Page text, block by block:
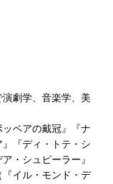
劇学、音楽学、美
ペアの戴冠』『ナ
『ディ・トテ・シ
・シュピーラー』
『イル・モンド・デ